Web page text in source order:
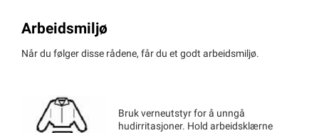
Arbeidsmiljø
Når du følger disse rådene, får du et godt arbeidsmiljø.
Bruk verneutstyr for å unngå
hudirritasjoner. Hold arbeidsklærne